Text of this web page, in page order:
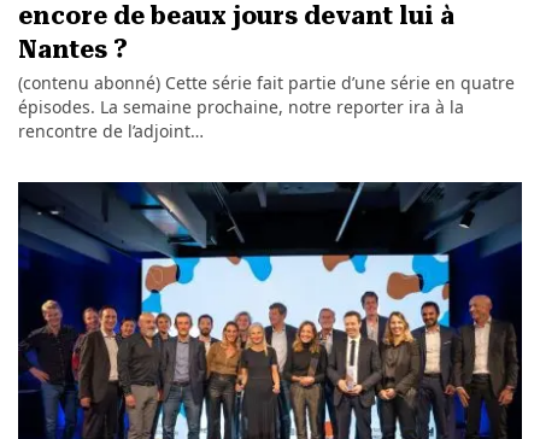
encore de beaux jours devant lui à
Nantes ?
(contenu abonné) Cette série fait partie d’une série en quatre
épisodes. La semaine prochaine, notre reporter ira à la
rencontre de l’adjoint…